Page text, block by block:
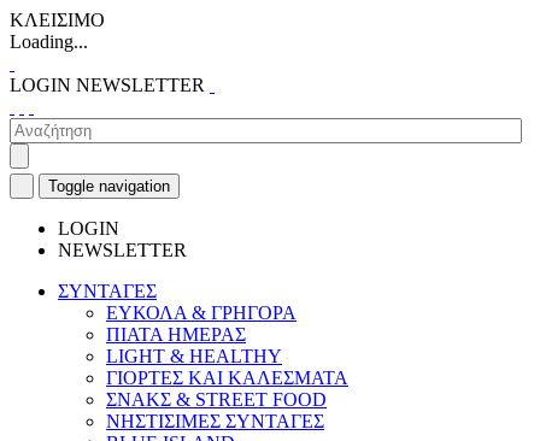
ΚΛΕΙΣΙΜΟ
Loading...
LOGIN NEWSLETTER
Toggle navigation
LOGIN
NEWSLETTER
ΣΥΝΤΑΓΕΣ
ΕΥΚΟΛΑ & ΓΡΗΓΟΡΑ
ΠΙΑΤΑ ΗΜΕΡΑΣ
LIGHT & HEALTHY
ΓΙΟΡΤΕΣ ΚΑΙ ΚΑΛΕΣΜΑΤΑ
ΣΝΑΚΣ & STREET FOOD
ΝΗΣΤΙΣΙΜΕΣ ΣΥΝΤΑΓΕΣ